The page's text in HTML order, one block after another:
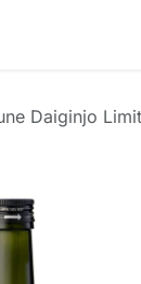
Daiginjo